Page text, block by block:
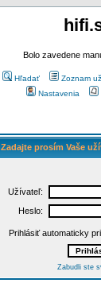
Bolo zavedene
Hľadať Zoznam
Nastavenia
Zadajte prosím Vaše
Užívateľ:
Heslo:
Prihlásiť automaticky
Zabudli ste